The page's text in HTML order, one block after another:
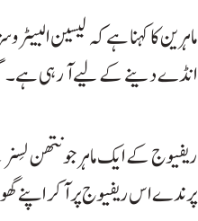
انڈے دینے کے لیے آ رہی ہے۔
ریفیوج کے ایک ماہر جونتھن
پرندے اس ریفیوج پر آکر اپنے